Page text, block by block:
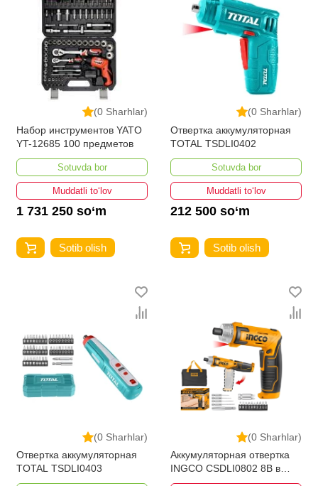
(0 Sharhlar)
Набор инструментов YATO
YT-12685 100 предметов
Sotuvda bor
Muddatli to‘lov
1 731 250 so‘m
Sotib olish
(0 Sharhlar)
Отвертка аккумуляторная
TOTAL TSDLI0402
Sotuvda bor
Muddatli to‘lov
212 500 so‘m
Sotib olish
(0 Sharhlar)
Отвертка аккумуляторная
TOTAL TSDLI0403
(0 Sharhlar)
Аккумуляторная отвертка
INGCO CSDLI0802 8В в
Ташкенте и Узбекистане